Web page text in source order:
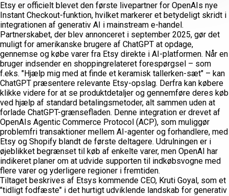
Etsy er officielt blevet den første livepartner for OpenAIs nye
Instant Checkout-funktion, hvilket markerer et betydeligt skridt i
integrationen af generativ AI i mainstream e-handel.
Partnerskabet, der blev annonceret i september 2025, gør det
muligt for amerikanske brugere af ChatGPT at opdage,
gennemse og købe varer fra Etsy direkte i AI-platformen. Når en
bruger indsender en shoppingrelateret forespørgsel – som
f.eks. "Hjælp mig med at finde et keramisk tallerken-sæt" – kan
ChatGPT præsentere relevante Etsy-opslag. Derfra kan købere
klikke videre for at se produktdetaljer og gennemføre deres køb
ved hjælp af standard betalingsmetoder, alt sammen uden at
forlade ChatGPT-grænsefladen. Denne integration er drevet af
OpenAIs Agentic Commerce Protocol (ACP), som muliggør
problemfri transaktioner mellem AI-agenter og forhandlere, med
Etsy og Shopify blandt de første deltagere. Udrulningen er i
øjeblikket begrænset til køb af enkelte varer, men OpenAI har
indikeret planer om at udvide supporten til indkøbsvogne med
flere varer og yderligere regioner i fremtiden.
Tiltaget beskrives af Etsys kommende CEO, Kruti Goyal, som et
"tidligt fodfæste" i det hurtigt udviklende landskab for generativ